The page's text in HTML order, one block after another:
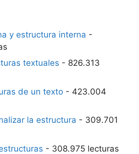
y estructura interna -
textuales - 826.313
de un texto - 423.004
la estructura - 309.701
- 308.975 lecturas